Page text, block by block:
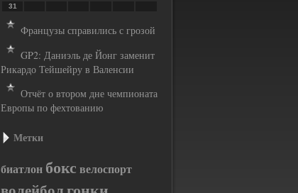
31
Французы справились с грозой
GP2: Даниэль де Йонг заменит
Рикардо Тейшейру в Валенсии
Отчёт о втором дне чемпионата
Европы по фехтованию
Метки
биатлон бокс велоспорт